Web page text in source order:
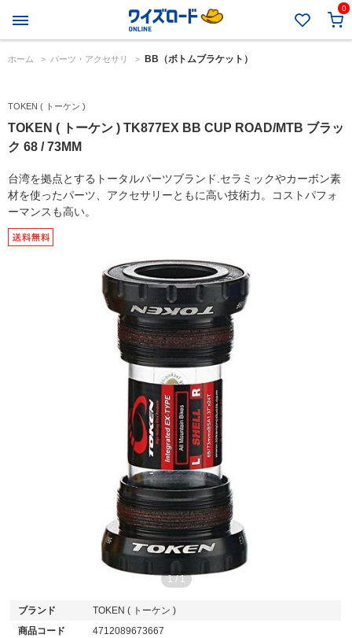
0
ホーム > パーツ・アクセサリ > BB（ボトムブラケット）
TOKEN ( トーケン )
TOKEN ( トーケン ) TK877EX BB CUP ROAD/MTB ブラッ
ク 68 / 73MM
台湾を拠点とするトータルパーツブランド.セラミックやカーボン素
材を使ったパーツ、アクセサリーともに高い技術力。コストパフォ
ーマンスも高い。
1/1
ブランド
TOKEN ( トーケン )
商品コード
4712089673667